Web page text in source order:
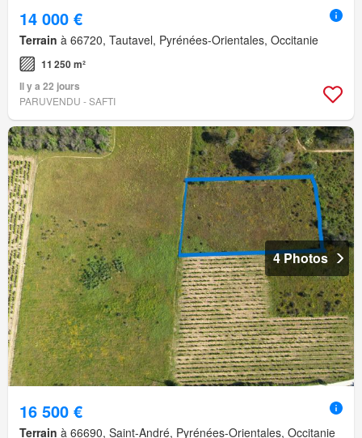
14 000 €
Terrain à 66720, Tautavel, Pyrénées-Orientales, Occitanie
11 250 m²
Il y a 22 jours
PARUVENDU - SAFTI
4 Photos
16 500 €
Terrain à 66690, Saint-André, Pyrénées-Orientales, Occitanie